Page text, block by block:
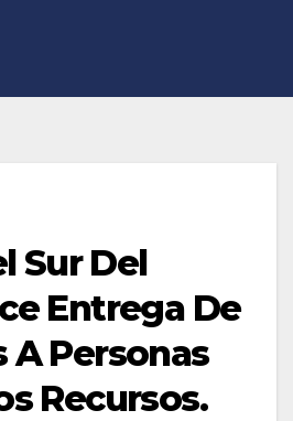
Sur Del
Entrega De
A Personas
Recursos.